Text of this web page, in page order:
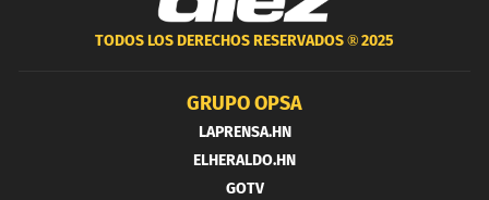
TODOS LOS DERECHOS RESERVADOS ®2025
GRUPO OPSA
LAPRENSA.HN
ELHERALDO.HN
GOTV